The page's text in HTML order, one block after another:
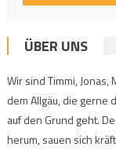
ÜBER UNS
Wir sind Timmi, Jonas,
dem Allgäu, die gerne
auf den Grund geht.
herum, sauen sich